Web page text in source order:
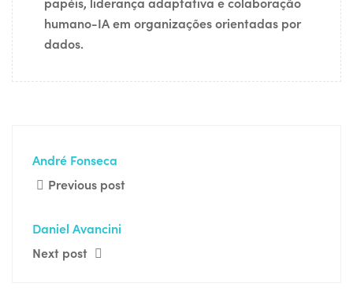
humano-IA em organizações orientadas por
dados.
André Fonseca
Previous post
Daniel Avancini
Next post